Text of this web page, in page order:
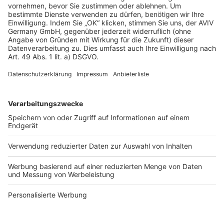
Kontakt aufgenommen aber das Gefühl ermittelt...
Kontakt aufgenommen aber das Gefühl ermittelt als
unterstützen.
BG Büşra G.
Emmendingen|Infomaterial geprüft
18 Feb. 2026
Top Unterlagen alles super